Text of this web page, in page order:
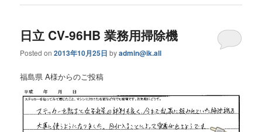
日立 CV-96HB 業務用掃除機
Posted on2013年10月25日 byadmin@ik.all
福島県 A様からのご投稿